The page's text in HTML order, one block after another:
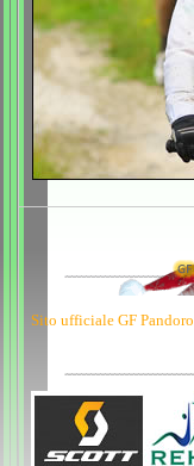
Sito ufficiale GF Pandoro